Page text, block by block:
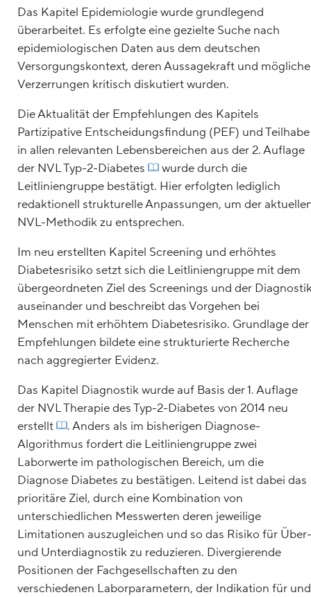
Das Kapitel Epidemiologie wurde grundlegend
überarbeitet. Es erfolgte eine gezielte Suche nach
epidemiologischen Daten aus dem deutschen
Versorgungskontext, deren Aussagekraft und mögliche
Verzerrungen kritisch diskutiert wurden.
Die Aktualität der Empfehlungen des Kapitels
Partizipative Entscheidungsfindung (PEF) und Teilhabe
in allen relevanten Lebensbereichen aus der 2. Auflage
der NVL Typ-2-Diabetes
wurde durch die
Leitliniengruppe bestätigt. Hier erfolgten lediglich
redaktionell strukturelle Anpassungen, um der
NVL-Methodik zu entsprechen.
Im neu erstellten Kapitel Screening und erhöhtes
Diabetesrisiko setzt sich die Leitliniengruppe mit dem
übergeordneten Ziel des Screenings und der
auseinander und beschreibt das Vorgehen bei
Menschen mit erhöhtem Diabetesrisiko. Grundlage der
Empfehlungen bildete eine strukturierte Recherche
nach aggregierter Evidenz.
Das Kapitel Diagnostik wurde auf Basis der 1. Auflage
der NVL Therapie des Typ-2-Diabetes von 2014 neu
erstellt
. Anders als im bisherigen Diagnose-
Algorithmus fordert die Leitliniengruppe zwei
Laborwerte im pathologischen Bereich, um die
Diagnose Diabetes zu bestätigen. Leitend ist dabei das
prioritäre Ziel, durch eine Kombination von
unterschiedlichen Messwerten deren jeweilige
Limitationen auszugleichen und so das Risiko für Über-
und Unterdiagnostik zu reduzieren. Divergierende
Positionen der Fachgesellschaften zu den
verschiedenen Laborparametern, der Indikation für und